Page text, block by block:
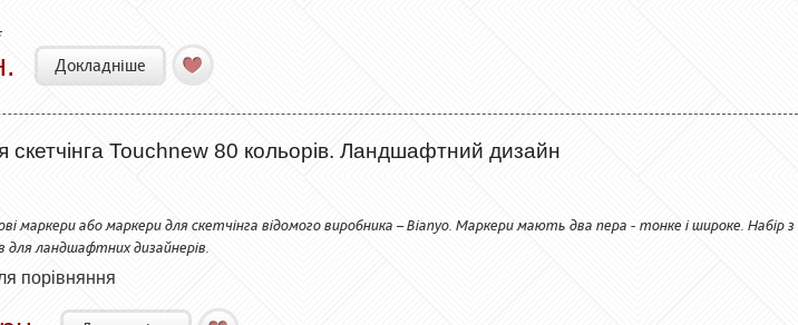
Докладніше
скетчінга Touchnew 80 кольорів. Ландшафтний дизайн
маркери або маркери для скетчінга відомого виробника – Bianyo. Маркери мають два пера - тонке і широке. Набір з
для ландшафтних дизайнерів.
порівняння